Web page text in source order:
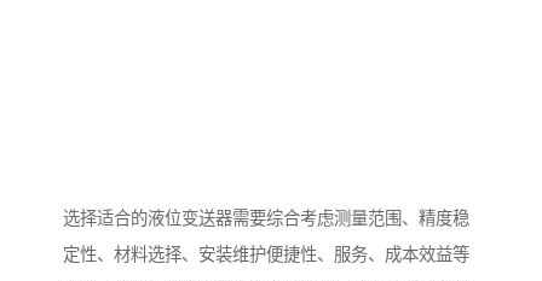
选择适合的液位变送器需要综合考虑测量范围、精度稳
定性、材料选择、安装维护便捷性、服务、成本效益等